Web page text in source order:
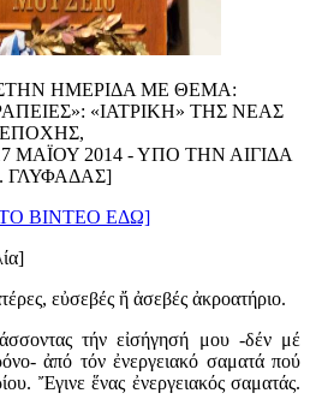
ΗΜΕΡΙΔΑ ΜΕ ΘΕΜΑ:
«ΙΑΤΡΙΚΗ» ΤΗΣ ΝΕΑΣ
ΕΠΟΧΗΣ,
2014 - ΥΠΟ ΤΗΝ ΑΙΓΙΔΑ
ΓΛΥΦΑΔΑΣ]
ΒΙΝΤΕΟ ΕΔΩ]
εὐσεβές ἤ ἀσεβές ἀκροατήριο.
τήν εἰσήγησή μου -δέν μέ
ἀπό τόν ἐνεργειακό σαματά πού
Ἔγινε ἕνας ἐνεργειακός σαματάς.